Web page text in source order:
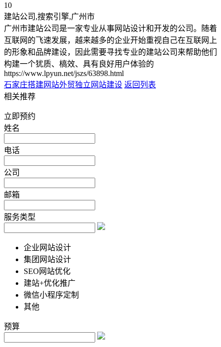
10
建站公司,搜索引擎,广州市
广州市建站公司是一家专业从事网站设计和开发的公司。随着
互联网的飞速发展，越来越多的企业开始重视自己在互联网上
的形象和品牌建设，因此需要寻找专业的建站公司来帮助他们
构建一个犹质、槁效、具有良好用户体验的
https://www.lpyun.net/jszs/63898.html
石家庄搭建网站外贸独立网站建设 返回列表
相关推荐
立即预约
姓名
电话
公司
邮箱
服务类型
企业网站设计
集团网站设计
SEO网站优化
建站+优化推广
微信小程序定制
其他
预算